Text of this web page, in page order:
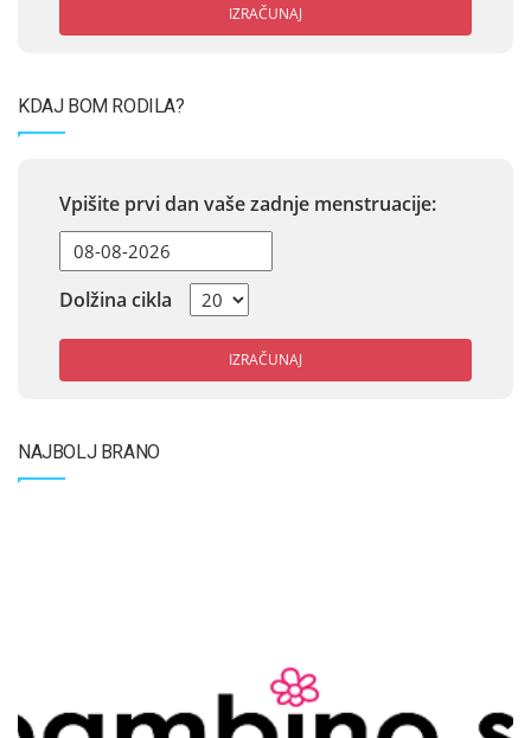
IZRAČUNAJ
KDAJ BOM RODILA?
Vpišite prvi dan vaše zadnje menstruacije:
Dolžina cikla
IZRAČUNAJ
NAJBOLJ BRANO